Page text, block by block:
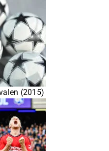
(2015)